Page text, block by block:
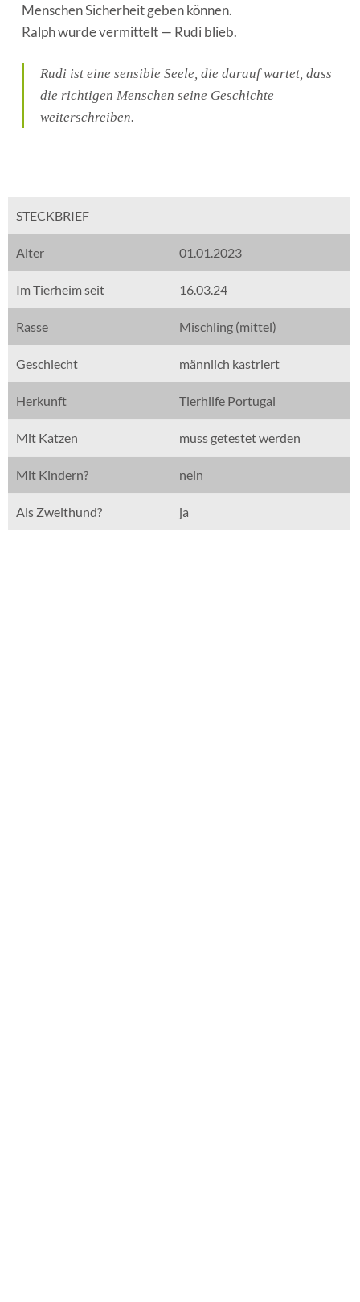
Menschen Sicherheit geben können.
Ralph wurde vermittelt — Rudi blieb.
Rudi ist eine sensible Seele, die darauf wartet, dass
die richtigen Menschen seine Geschichte
weiterschreiben.
STECKBRIEF
Alter 01.01.2023
Im Tierheim seit 16.03.24
Rasse Mischling (mittel)
Geschlecht männlich kastriert
Herkunft Tierhilfe Portugal
Mit Katzen muss getestet werden
Mit Kindern? nein
Als Zweithund? ja